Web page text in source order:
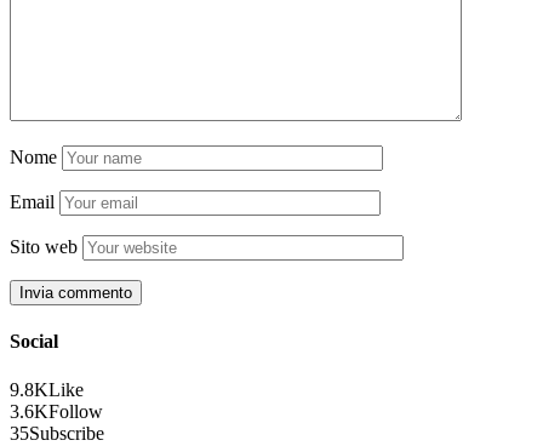
Nome
Email
Sito web
Social
9.8KLike
3.6KFollow
35Subscribe